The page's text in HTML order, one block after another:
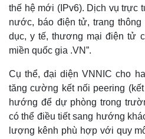
thế hệ mới (IPv6). Dịch vụ trực
nước, báo điện tử, trang
dục, y tế, thương mại điện tử
miền quốc gia .VN”.
Cụ thể, đại diện VNNIC cho
tăng cường kết nối peering
hướng để dự phòng trong
có thể điều tiết sang hướng
lượng kênh phù hợp với quy